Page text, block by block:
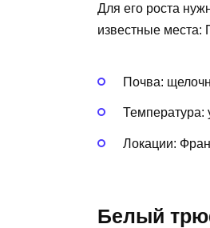
Для его роста
известные места:
Почва:
Температура:
Локации:
Белый